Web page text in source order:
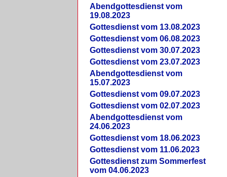
Abendgottesdienst vom
19.08.2023
Gottesdienst vom 13.08.2023
Gottesdienst vom 06.08.2023
Gottesdienst vom 30.07.2023
Gottesdienst vom 23.07.2023
Abendgottesdienst vom
15.07.2023
Gottesdienst vom 09.07.2023
Gottesdienst vom 02.07.2023
Abendgottesdienst vom
24.06.2023
Gottesdienst vom 18.06.2023
Gottesdienst vom 11.06.2023
Gottesdienst zum Sommerfest
vom 04.06.2023